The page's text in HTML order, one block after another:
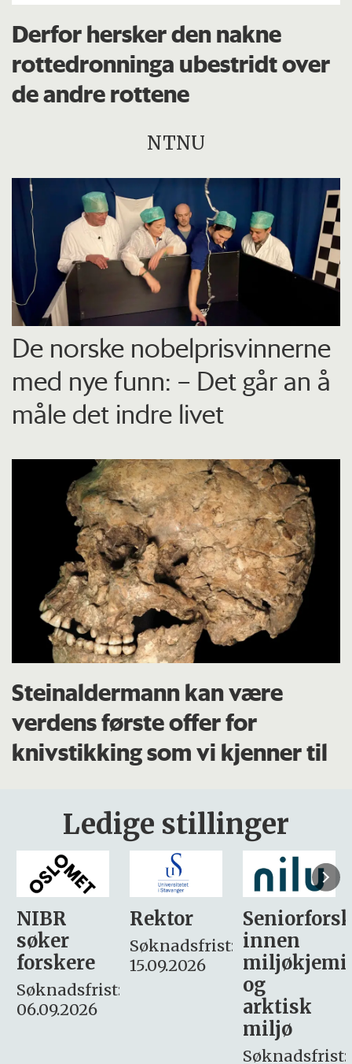
Derfor hersker den nakne
rottedronninga ubestridt over
de andre rottene
NTNU
De norske nobelprisvinnerne
med nye funn: – Det går an å
måle det indre livet
Steinaldermann kan være
verdens første offer for
knivstikking som vi kjenner til
Ledige stillinger
Rektor
Søknadsfrist:
15.09.2026
Seniorforsker
innen
miljøkjemi
søker
– fast
Søknadsfrist:
16. august.